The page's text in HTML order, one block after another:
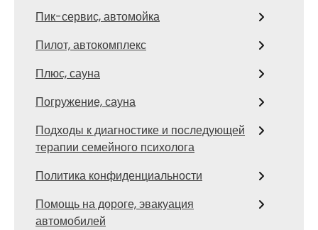
Пик-сервис, автомойка
Пилот, автокомплекс
Плюс, сауна
Погружение, сауна
Подходы к диагностике и последующей
терапии семейного психолога
Политика конфиденциальности
Помощь на дороге, эвакуация
автомобилей